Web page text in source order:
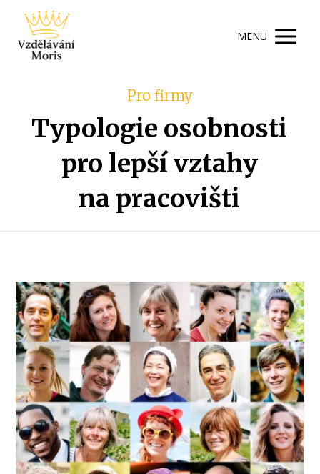
MENU
Pro firmy
Typologie osobnosti
pro lepší vztahy
na pracovišti